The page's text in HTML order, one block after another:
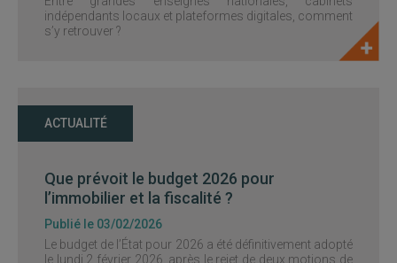
indépendants locaux et plateformes digitales, comment
s’y retrouver ?
ACTUALITÉ
Que prévoit le budget 2026 pour
l’immobilier et la fiscalité ?
Publié le 03/02/2026
Le budget de l’État pour 2026 a été définitivement adopté
le lundi 2 février 2026, après le rejet de deux motions de